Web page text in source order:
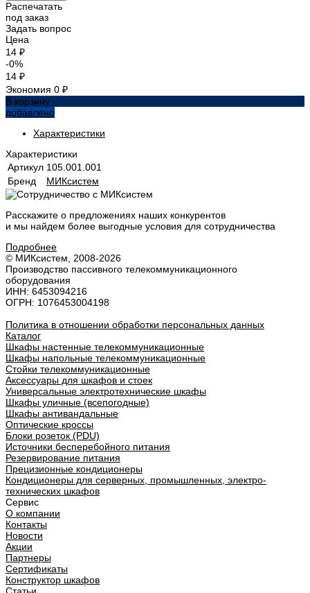
Распечатать
под заказ
Задать вопрос
Цена
14 ₽
-0%
14 ₽
Экономия 0 ₽
В корзину
добавлено
Характеристики
Характеристики
Артикул 105.001.001
Бренд
МИКсистем
Расскажите о предложениях наших конкурентов
и мы найдем более выгодные условия для сотрудничества
Подробнее
© МИКсистем, 2008-2026
Производство пассивного телекоммуникационного
оборудования
ИНН: 6453094216
ОГРН: 1076453004198
Политика в отношении обработки персональных данных
Каталог
Шкафы настенные телекоммуникационные
Шкафы напольные телекоммуникационные
Стойки телекоммуникационные
Аксессуары для шкафов и стоек
Универсальные электротехнические шкафы
Шкафы уличные (всепогодные)
Шкафы антивандальные
Оптические кроссы
Блоки розеток (PDU)
Источники бесперебойного питания
Резервирование питания
Прецизионные кондиционеры
Кондиционеры для серверных, промышленных, электро-
технических шкафов
Сервис
О компании
Контакты
Новости
Акции
Партнеры
Сертификаты
Конструктор шкафов